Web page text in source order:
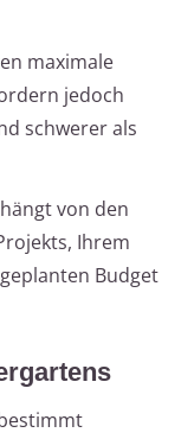
maximale
jedoch
schwerer als
von den
Ihrem
Budget